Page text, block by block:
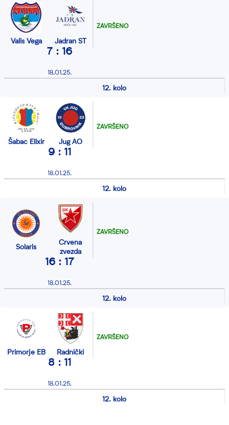
12. kolo
Valis Vega
7 : 16
18.01.25.
Jadran ST
ZAVRŠENO
12. kolo
Šabac Elixir
9 : 11
18.01.25.
Jug AO
ZAVRŠENO
12. kolo
Solaris
16 : 17
18.01.25.
Crvena
zvezda
ZAVRŠENO
12. kolo
Primorje EB
8 : 11
18.01.25.
Radnički
ZAVRŠENO